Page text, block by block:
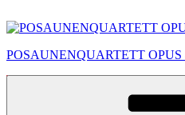
Inhalt
POSAUNENQUARTETT OPUS